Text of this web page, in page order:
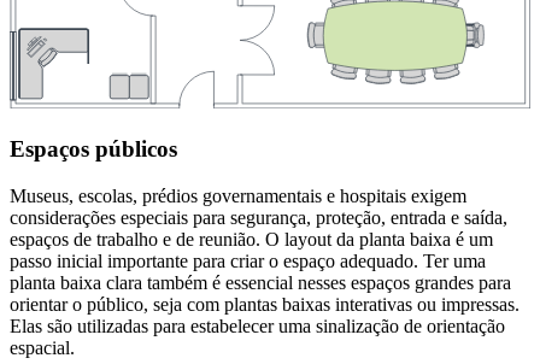
Espaços públicos
Museus, escolas, prédios governamentais e hospitais exigem
considerações especiais para segurança, proteção, entrada e saída,
espaços de trabalho e de reunião. O layout da planta baixa é um
passo inicial importante para criar o espaço adequado. Ter uma
planta baixa clara também é essencial nesses espaços grandes para
orientar o público, seja com plantas baixas interativas ou impressas.
Elas são utilizadas para estabelecer uma sinalização de orientação
espacial.